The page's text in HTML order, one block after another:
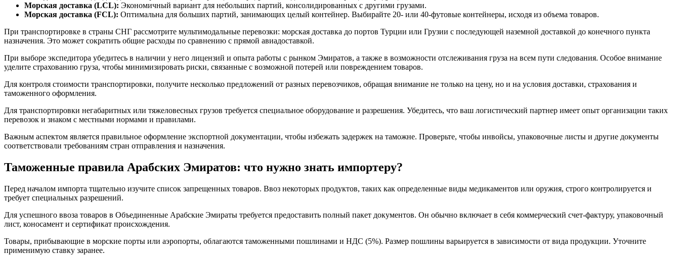
Морская доставка (LCL): Экономичный вариант для небольших партий, консолидированных с другими грузами.
Морская доставка (FCL): Оптимальна для больших партий, занимающих целый контейнер. Выбирайте 20- или 40-футовые контейнеры, исходя из объема товаров.
При транспортировке в страны СНГ рассмотрите мультимодальные перевозки: морская доставка до портов Турции или Грузии с последующей наземной доставкой до конечного пункта
назначения. Это может сократить общие расходы по сравнению с прямой авиадоставкой.
При выборе экспедитора убедитесь в наличии у него лицензий и опыта работы с рынком Эмиратов, а также в возможности отслеживания груза на всем пути следования. Особое внимание
уделите страхованию груза, чтобы минимизировать риски, связанные с возможной потерей или повреждением товаров.
Для контроля стоимости транспортировки, получите несколько предложений от разных перевозчиков, обращая внимание не только на цену, но и на условия доставки, страхования и
таможенного оформления.
Для транспортировки негабаритных или тяжеловесных грузов требуется специальное оборудование и разрешения. Убедитесь, что ваш логистический партнер имеет опыт организации таких
перевозок и знаком с местными нормами и правилами.
Важным аспектом является правильное оформление экспортной документации, чтобы избежать задержек на таможне. Проверьте, чтобы инвойсы, упаковочные листы и другие документы
соответствовали требованиям стран отправления и назначения.
Таможенные правила Арабских Эмиратов: что нужно знать импортеру?
Перед началом импорта тщательно изучите список запрещенных товаров. Ввоз некоторых продуктов, таких как определенные виды медикаментов или оружия, строго контролируется и
требует специальных разрешений.
Для успешного ввоза товаров в Объединенные Арабские Эмираты требуется предоставить полный пакет документов. Он обычно включает в себя коммерческий счет-фактуру, упаковочный
лист, коносамент и сертификат происхождения.
Товары, прибывающие в морские порты или аэропорты, облагаются таможенными пошлинами и НДС (5%). Размер пошлины варьируется в зависимости от вида продукции. Уточните
применимую ставку заранее.